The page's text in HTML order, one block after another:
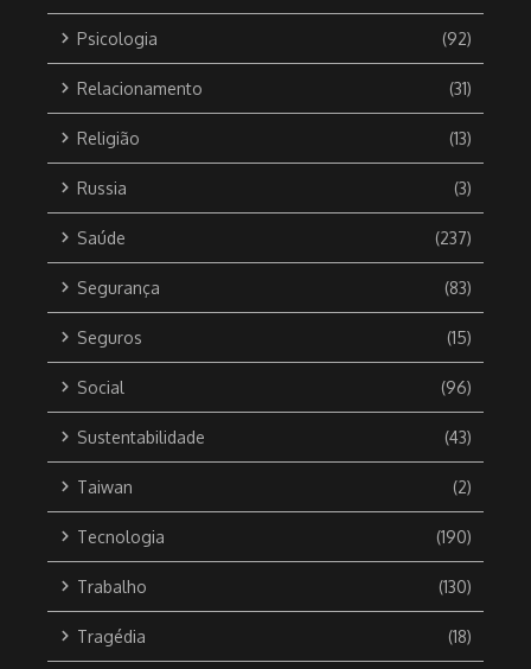
Psicologia (92)
Relacionamento (31)
Religião (13)
Russia (3)
Saúde (237)
Segurança (83)
Seguros (15)
Social (96)
Sustentabilidade (43)
Taiwan (2)
Tecnologia (190)
Trabalho (130)
Tragédia (18)